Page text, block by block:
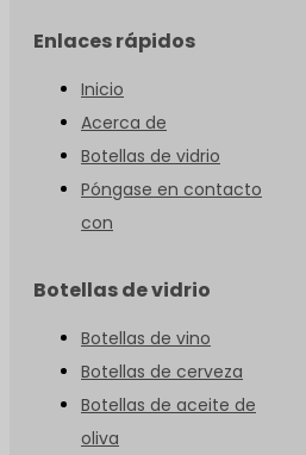
Enlaces rápidos
Inicio
Acerca de
Botellas de vidrio
Póngase en contacto
con
Botellas de vidrio
Botellas de vino
Botellas de cerveza
Botellas de aceite de
oliva